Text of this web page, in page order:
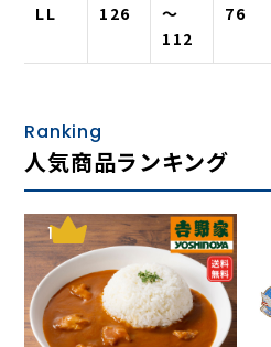
LL 126
〜
112
76
Ranking
人気商品ランキング
1